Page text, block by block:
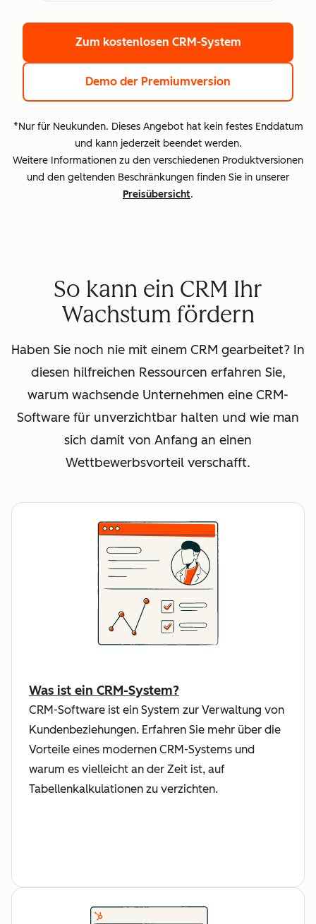
Zum kostenlosen CRM-System
Demo der Premiumversion
*Nur für Neukunden. Dieses Angebot hat kein festes Enddatum
und kann jederzeit beendet werden.
Weitere Informationen zu den verschiedenen Produktversionen
und den geltenden Beschränkungen finden Sie in unserer
Preisübersicht.
So kann ein CRM Ihr
Wachstum fördern
Haben Sie noch nie mit einem CRM gearbeitet? In
diesen hilfreichen Ressourcen erfahren Sie,
warum wachsende Unternehmen eine CRM-
Software für unverzichtbar halten und wie man
sich damit von Anfang an einen
Wettbewerbsvorteil verschafft.
Was ist ein CRM-System?
CRM-Software ist ein System zur Verwaltung von
Kundenbeziehungen. Erfahren Sie mehr über die
Vorteile eines modernen CRM-Systems und
warum es vielleicht an der Zeit ist, auf
Tabellenkalkulationen zu verzichten.